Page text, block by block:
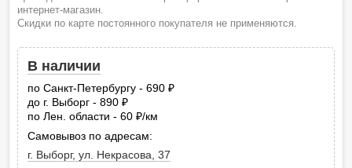
интернет-магазин.
Скидки по карте постоянного покупателя не применяются.
В наличии
по Санкт-Петербургу - 690
до г. Выборг - 890
по Лен. области - 60
руб.
/км
Самовывоз по адресам:
г. Выборг, ул. Некрасова, 37